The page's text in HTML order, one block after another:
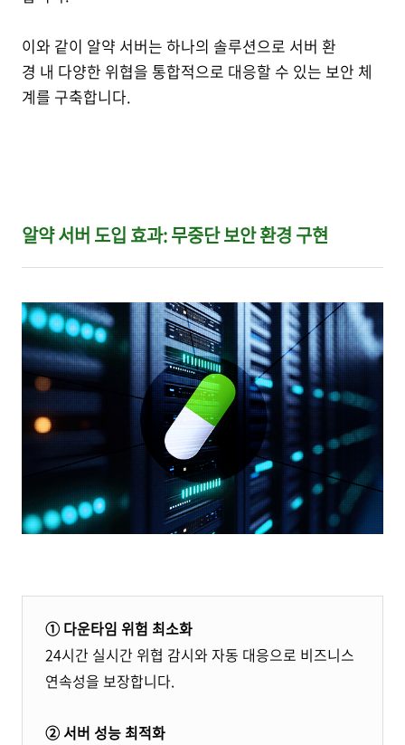
이와 같이 알약 서버는 하나의 솔루션으로 서버 환
경 내 다양한 위협을 통합적으로 대응할 수 있는 보안 체
계를 구축합니다.
알약 서버 도입 효과: 무중단 보안 환경 구현
① 다운타임 위험 최소화
24시간 실시간 위협 감시와 자동 대응으로 비즈니스
연속성을 보장합니다.
② 서버 성능 최적화